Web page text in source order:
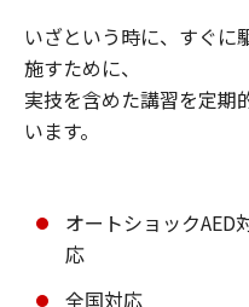
いざという時に、すぐに
施すために、
実技を含めた講習を定期
います。
オートショックAED
応
全国対応